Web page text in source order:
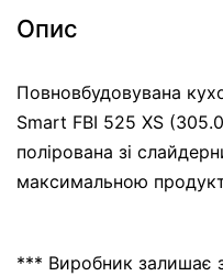
Опис
Повновбудовувана
Smart FBI 525 XS
полірована зі
максимальною
*** Виробник залишає